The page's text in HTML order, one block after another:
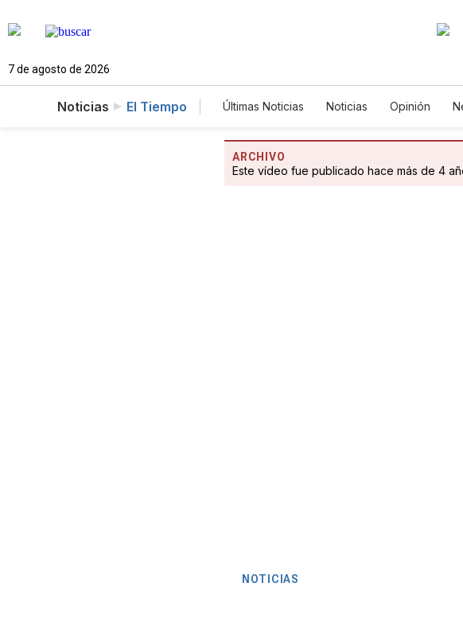
7 de agosto de 2026
Noticias El Tiempo Últimas Noticias Noticias Opinión
ARCHIVO
Este vídeo fue publicado hace más de 4
NOTICIAS